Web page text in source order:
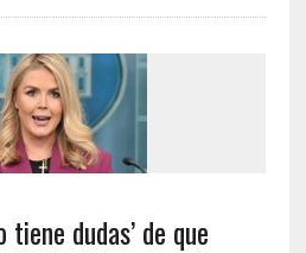
tiene dudas’ de que